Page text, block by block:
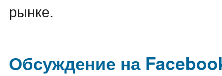
рынке.
Обсуждение на